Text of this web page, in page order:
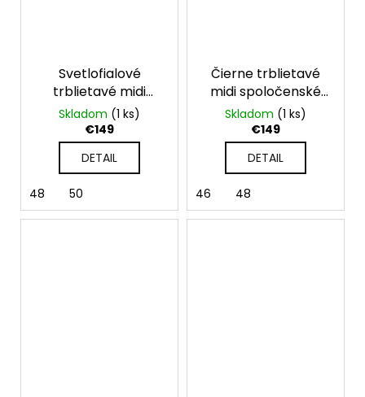
Svetlofialové
trblietavé midi
spoločenské šaty
Skladom (1 ks)
€149
DETAIL
48 50
Čierne trblietavé
midi spoločenské
šaty
Skladom (1 ks)
€149
DETAIL
46 48